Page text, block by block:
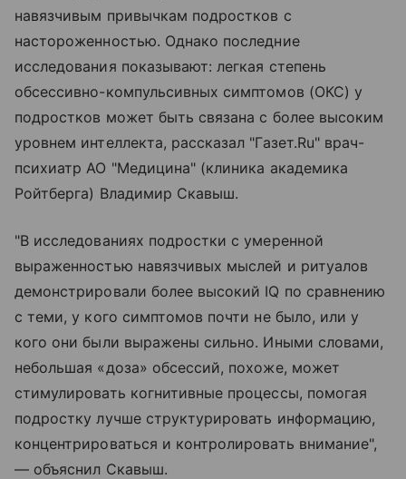
навязчивым привычкам подростков с
настороженностью. Однако последние
исследования показывают: легкая степень
обсессивно-компульсивных симптомов (ОКС) у
подростков может быть связана с более высоким
уровнем интеллекта, рассказал "Газет.Ru" врач-
психиатр АО "Медицина" (клиника академика
Ройтберга) Владимир Скавыш.
"В исследованиях подростки с умеренной
выраженностью навязчивых мыслей и ритуалов
демонстрировали более высокий IQ по сравнению
с теми, у кого симптомов почти не было, или у
кого они были выражены сильно. Иными словами,
небольшая «доза» обсессий, похоже, может
стимулировать когнитивные процессы, помогая
подростку лучше структурировать информацию,
концентрироваться и контролировать внимание",
— объяснил Скавыш.